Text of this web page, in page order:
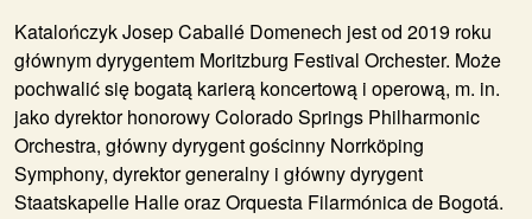
Katalończyk Josep Caballé Domenech jest od 2019 roku
głównym dyrygentem Moritzburg Festival Orchester. Może
pochwalić się bogatą karierą koncertową i operową, m. in.
jako dyrektor honorowy Colorado Springs Philharmonic
Orchestra, główny dyrygent gościnny Norrköping
Symphony, dyrektor generalny i główny dyrygent
Staatskapelle Halle oraz Orquesta Filarmónica de Bogotá.